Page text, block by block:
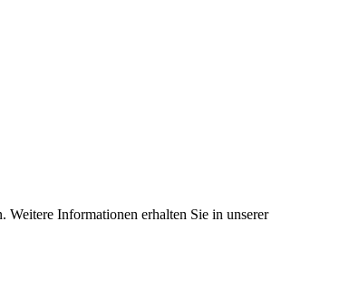
Weitere Informationen erhalten Sie in unserer